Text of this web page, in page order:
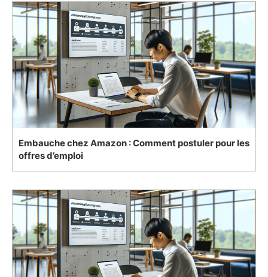
Embauche chez Amazon : Comment postuler pour les
offres d’emploi